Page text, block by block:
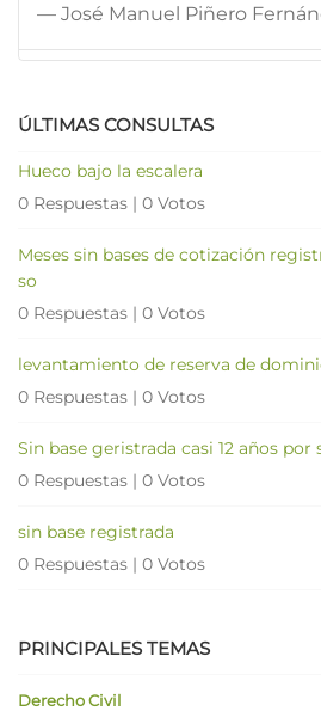
— José Manuel Piñero
ÚLTIMAS CONSULTAS
Hueco bajo la escalera
0 Respuestas | 0 Votos
Meses sin bases de cotización
so
0 Respuestas | 0 Votos
levantamiento de reserva de
0 Respuestas | 0 Votos
Sin base geristrada casi 12 años
0 Respuestas | 0 Votos
sin base registrada
0 Respuestas | 0 Votos
PRINCIPALES TEMAS
Derecho Civil